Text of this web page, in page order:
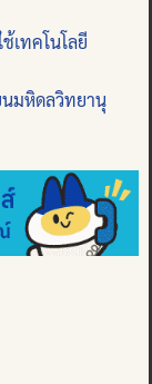
เทคโนโลยี
นมหิดลวิทยานุ